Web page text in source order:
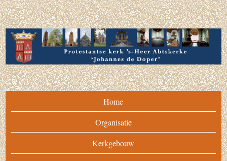
Home
Organisatie
Kerkgebouw